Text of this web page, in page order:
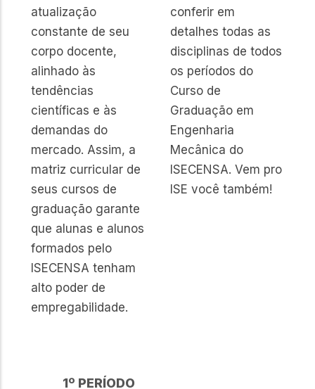
atualização
constante de seu
corpo docente,
alinhado às
tendências
científicas e às
demandas do
mercado. Assim, a
matriz curricular de
seus cursos de
graduação garante
que alunas e alunos
formados pelo
ISECENSA tenham
alto poder de
empregabilidade.
conferir em
detalhes todas as
disciplinas de todos
os períodos do
Curso de
Graduação em
Engenharia
Mecânica do
ISECENSA. Vem pro
ISE você também!
1º PERÍODO